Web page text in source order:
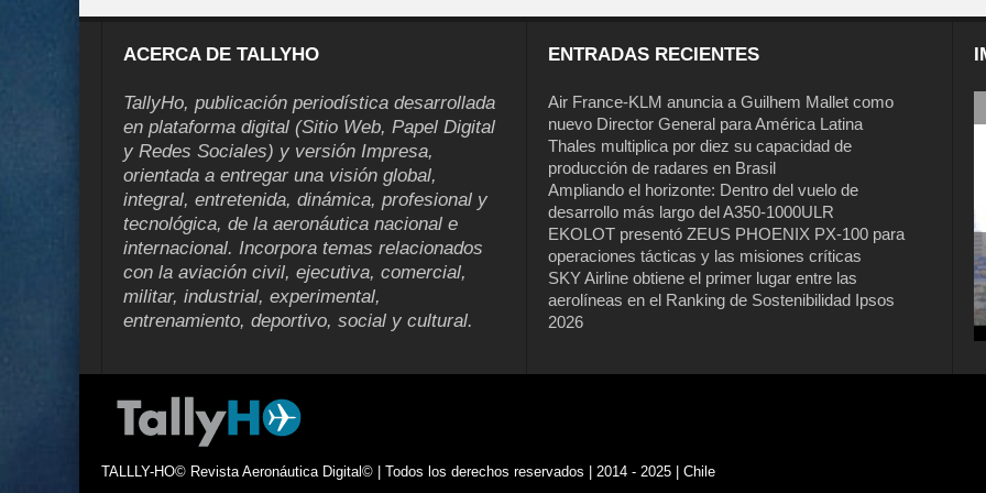
ACERCA DE TALLYHO
TallyHo, publicación periodística desarrollada
en plataforma digital (Sitio Web, Papel Digital
y Redes Sociales) y versión Impresa,
orientada a entregar una visión global,
integral, entretenida, dinámica, profesional y
tecnológica, de la aeronáutica nacional e
internacional. Incorpora temas relacionados
con la aviación civil, ejecutiva, comercial,
militar, industrial, experimental,
entrenamiento, deportivo, social y cultural.
ENTRADAS RECIENTES
Air France-KLM anuncia a Guilhem Mallet como
nuevo Director General para América Latina
Thales multiplica por diez su capacidad de
producción de radares en Brasil
Ampliando el horizonte: Dentro del vuelo de
desarrollo más largo del A350-1000ULR
EKOLOT presentó ZEUS PHOENIX PX-100 para
operaciones tácticas y las misiones críticas
SKY Airline obtiene el primer lugar entre las
aerolíneas en el Ranking de Sostenibilidad Ipsos
2026
Air France-KLM anuncia a Guilhem
Mallet como nuevo Director General
para América Latina
TALLLY-HO© Revista Aeronáutica Digital© | Todos los derechos reservados | 2014 - 2025 | Chile